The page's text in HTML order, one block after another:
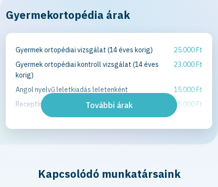
Gyermekortopédia árak
Gyermek ortopédiai vizsgálat (14 éves korig)
25.000 Ft
Gyermek ortopédiai kontroll vizsgálat (14 éves
korig)
23.000 Ft
Angol nyelvű leletkiadás leletenként
15.000 Ft
Receptírás
5.000 Ft
További árak
Kapcsolódó munkatársaink